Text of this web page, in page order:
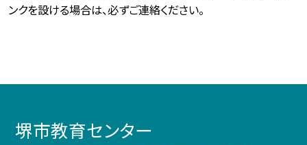
ンクを設ける場合は、必ずご連絡ください。
堺市教育センター